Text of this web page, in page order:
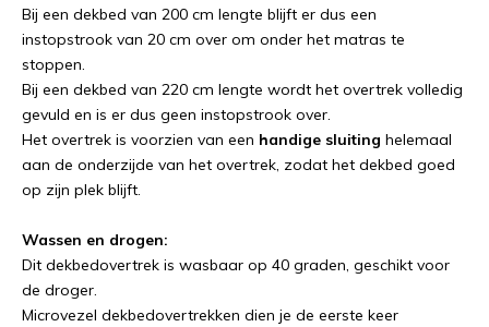
Bij een dekbed van 200 cm lengte blijft er dus een
instopstrook van 20 cm over om onder het matras te
stoppen.
Bij een dekbed van 220 cm lengte wordt het overtrek volledig
gevuld en is er dus geen instopstrook over.
Het overtrek is voorzien van een handige sluiting helemaal
aan de onderzijde van het overtrek, zodat het dekbed goed
op zijn plek blijft.
Wassen en drogen:
Dit dekbedovertrek is wasbaar op 40 graden, geschikt voor
de droger.
Microvezel dekbedovertrekken dien je de eerste keer